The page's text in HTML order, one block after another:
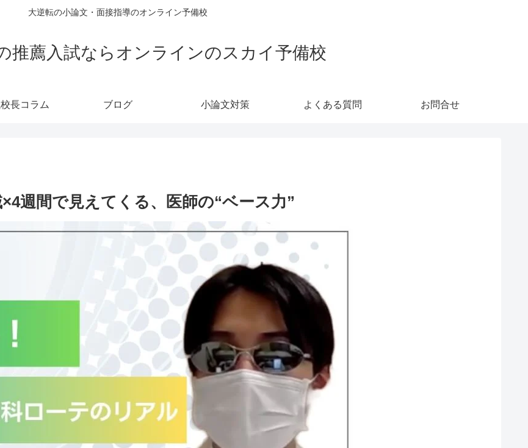
大逆転の小論文・面接指導のオンライン予備校
推薦入試ならオンラインのスカイ予備校
長コラム ブログ 小論文対策 よくある質問 お問合せ
週間で見えてくる、医師の“ベース力”